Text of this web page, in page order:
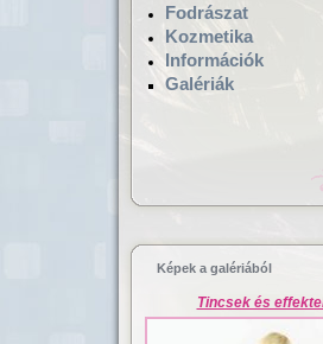
Hajgyógyászat,
Fodrászat
Kozmetika
Információk
Galériák
Képek a galériából
Tincsek és